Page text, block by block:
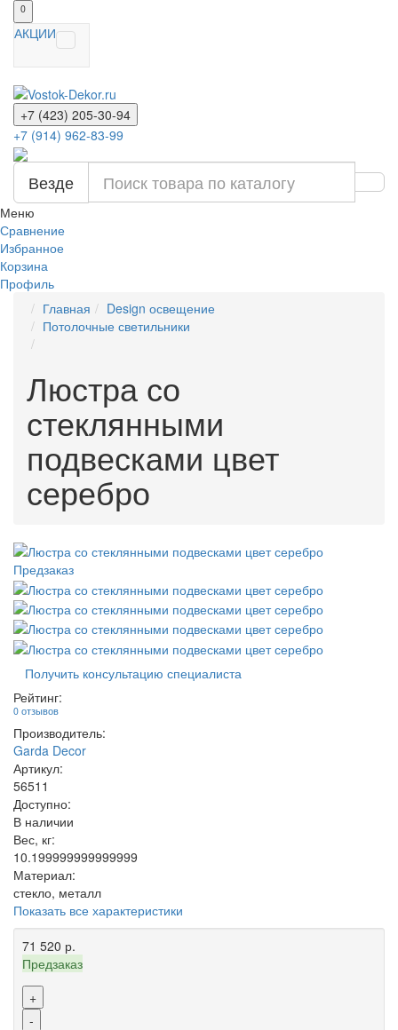
0
АКЦИИ
+7 (423) 205-30-94
+7 (914) 962-83-99
Везде
Меню
Сравнение
Избранное
Корзина
Профиль
Главная
Design освещение
Потолочные светильники
Люстра со
стеклянными
подвесками цвет
серебро
Предзаказ
Получить консультацию специалиста
Рейтинг:
0 отзывов
Производитель:
Garda Decor
Артикул:
56511
Доступно:
В наличии
Вес, кг:
10.199999999999999
Материал:
стекло, металл
Показать все характеристики
71 520 р.
Предзаказ
+
-